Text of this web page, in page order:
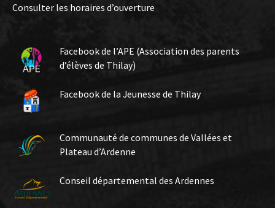
Consulter les horaires d’ouverture
Facebook de l’APE (Association des parents
d’élèves de Thilay)
Facebook de la Jeunesse de Thilay
Communauté de communes de Vallées et
Plateau d’Ardenne
Conseil départemental des Ardennes